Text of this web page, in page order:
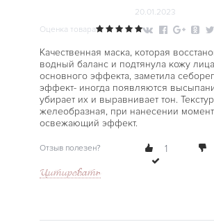
20.01.2023
Оценка товара
Качественная маска, которая
водный баланс и подтянула кожу
основного эффекта, заметила
эффект- иногда появляются
убирает их и выравнивает тон.
желеобразная, при нанесении
освежающий эффект.
Отзыв полезен? 1
Цитировать